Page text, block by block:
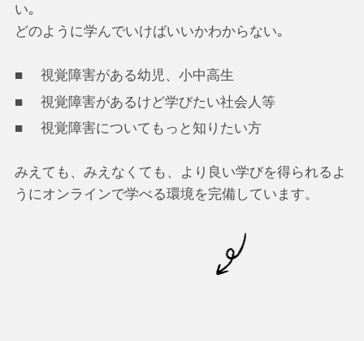
い｡
どのように学んでいけばいいかわからない｡
視覚障害がある幼児、小中高生
視覚障害があるけど学びたい社会人等
視覚障害についてもっと知りたい方
みえても、みえなくても、より良い学びを得られるよ
うにオンラインで学べる環境を完備しています。